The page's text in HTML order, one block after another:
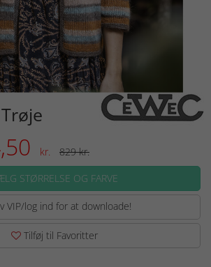
kr.
829 kr.
STØRRELSE OG FARVE
VIP/log ind for at downloade!
Tilføj til Favoritter